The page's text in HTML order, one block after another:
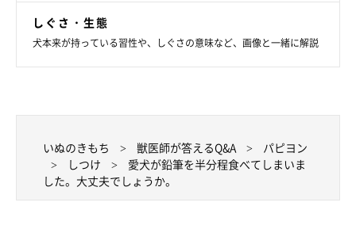
しぐさ・生態
犬本来が持っている習性や、しぐさの意味など、画像と一緒に解説
いぬのきもち 獣医師が答えるQ&A
パピヨン
しつけ
愛犬が鉛筆を半分程食べてしまいま
した。大丈夫でしょうか。